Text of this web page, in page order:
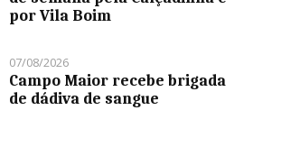
por Vila Boim
07/08/2026
Campo Maior recebe brigada
de dádiva de sangue